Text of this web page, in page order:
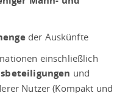
der Auskünfte
einschließlich
und
Nutzer (Kompakt und